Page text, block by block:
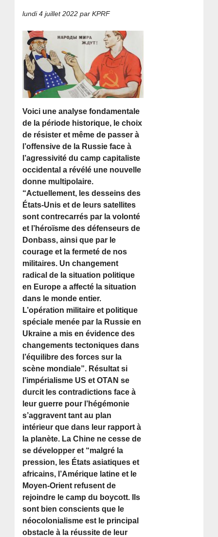
lundi 4 juillet 2022 par KPRF
Voici une analyse fondamentale
de la période historique, le choix
de résister et même de passer à
l’offensive de la Russie face à
l’agressivité du camp capitaliste
occidental a révélé une nouvelle
donne multipolaire.
“Actuellement, les desseins des
États-Unis et de leurs satellites
sont contrecarrés par la volonté
et l’héroïsme des défenseurs de
Donbass, ainsi que par le
courage et la fermeté de nos
militaires. Un changement
radical de la situation politique
en Europe a affecté la situation
dans le monde entier.
L’opération militaire et politique
spéciale menée par la Russie en
Ukraine a mis en évidence des
changements tectoniques dans
l’équilibre des forces sur la
scène mondiale”. Résultat si
l’impérialisme US et OTAN se
durcit les contradictions face à
leur guerre pour l’hégémonie
s’aggravent tant au plan
intérieur que dans leur rapport à
la planète. La Chine ne cesse de
se développer et “malgré la
pression, les États asiatiques et
africains, l’Amérique latine et le
Moyen-Orient refusent de
rejoindre le camp du boycott. Ils
sont bien conscients que le
néocolonialisme est le principal
obstacle à la réussite de leur